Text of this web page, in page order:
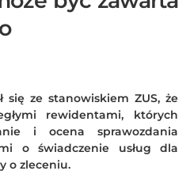
się ze stanowiskiem ZUS, że
rewidentami, których
i ocena sprawozdania
o świadczenie usług dla
o zleceniu.